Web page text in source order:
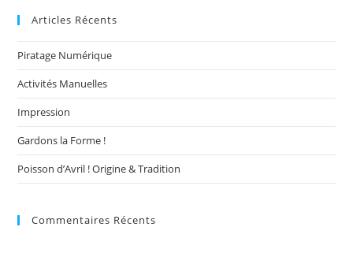
Articles Récents
Piratage Numérique
Activités Manuelles
Impression
Gardons la Forme !
Poisson d’Avril ! Origine & Tradition
Commentaires Récents